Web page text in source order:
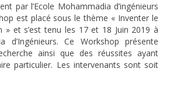
par l’Ecole Mohammadia d’ingénieurs
est placé sous le thème « Inventer le
» et s’est tenu les 17 et 18 Juin 2019 à
d’Ingénieurs. Ce Workshop présente
ainsi que des réussites ayant
particulier. Les intervenants sont soit